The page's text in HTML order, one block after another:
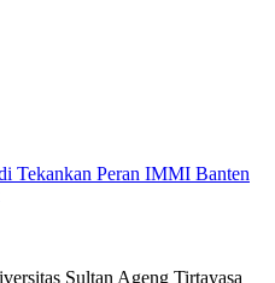
Tekankan Peran IMMI Banten